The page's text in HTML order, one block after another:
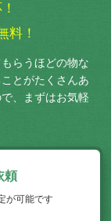
料！
らうほどの物な
とがたくさんあ
、まずはお気軽
頼
が可能です